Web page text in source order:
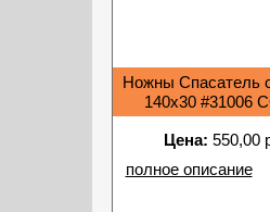
Ножны Спасатель
140х30 #31006
Цена: 550,00
полное описание